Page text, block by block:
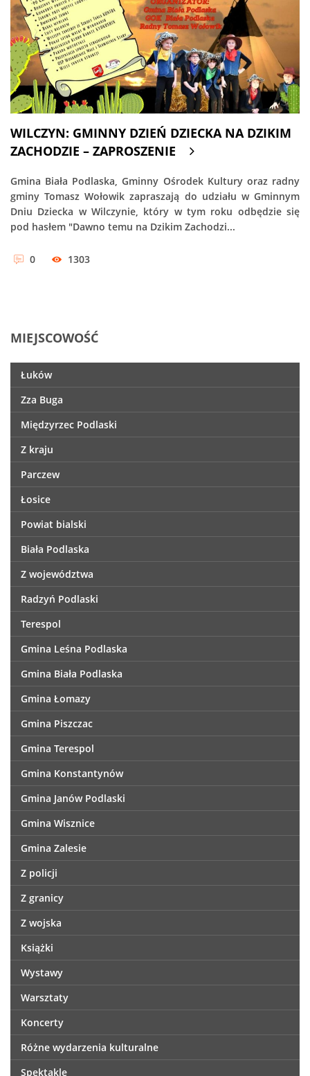
WILCZYN: GMINNY DZIEŃ DZIECKA NA DZIKIM
ZACHODZIE – ZAPROSZENIE
Gmina Biała Podlaska, Gminny Ośrodek Kultury oraz radny
gminy Tomasz Wołowik zapraszają do udziału w Gminnym
Dniu Dziecka w Wilczynie, który w tym roku odbędzie się
pod hasłem "Dawno temu na Dzikim Zachodzi...
0 1303
MIEJSCOWOŚĆ
Łuków
Zza Buga
Międzyrzec Podlaski
Z kraju
Parczew
Łosice
Powiat bialski
Biała Podlaska
Z województwa
Radzyń Podlaski
Terespol
Gmina Leśna Podlaska
Gmina Biała Podlaska
Gmina Łomazy
Gmina Piszczac
Gmina Terespol
Gmina Konstantynów
Gmina Janów Podlaski
Gmina Wisznice
Gmina Zalesie
Z policji
Z granicy
Z wojska
Książki
Wystawy
Warsztaty
Koncerty
Różne wydarzenia kulturalne
Spektakle